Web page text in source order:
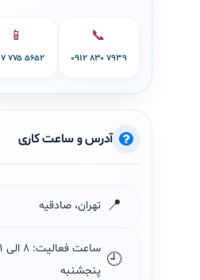
📞
۰۹۱۲ ۸۳۰ ۷۹۳۹
📱
۰۹۱۷ ۷۷۵
آدرس و ساعت کاری
📍 تهران، صادقیه
🕘
پنجشنبه